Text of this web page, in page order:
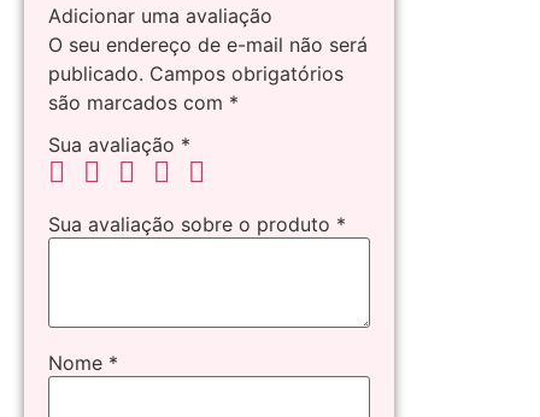
Adicionar uma avaliação
O seu endereço de e-mail não será
publicado. Campos obrigatórios
são marcados com *
Sua avaliação *
Sua avaliação sobre o produto *
Nome *